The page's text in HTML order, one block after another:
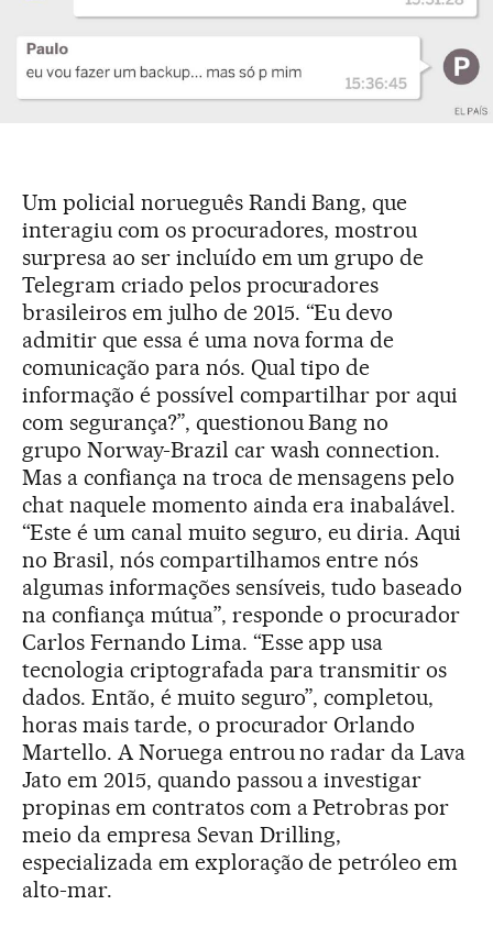
Um policial norueguês Randi Bang, que
interagiu com os procuradores, mostrou
surpresa ao ser incluído em um grupo de
Telegram criado pelos procuradores
brasileiros em julho de 2015. “Eu devo
admitir que essa é uma nova forma de
comunicação para nós. Qual tipo de
informação é possível compartilhar por aqui
com segurança?”, questionou Bang no
grupo Norway-Brazil car wash connection.
Mas a confiança na troca de mensagens pelo
chat naquele momento ainda era inabalável.
“Este é um canal muito seguro, eu diria. Aqui
no Brasil, nós compartilhamos entre nós
algumas informações sensíveis, tudo baseado
na confiança mútua”, responde o procurador
Carlos Fernando Lima. “Esse app usa
tecnologia criptografada para transmitir os
dados. Então, é muito seguro”, completou,
horas mais tarde, o procurador Orlando
Martello. A Noruega entrou no radar da Lava
Jato em 2015, quando passou a investigar
propinas em contratos com a Petrobras por
meio da empresa Sevan Drilling,
especializada em exploração de petróleo em
alto-mar.